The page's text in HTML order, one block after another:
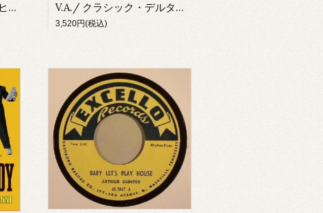
エルモア・ジェームス/ ヒッツ＆レアリティーズ(2CD) V.A./ クラシック・デルタ＆ディープ・サウス・ブルース From スミソニアン・フォークウェイズ(CD)
3,520円(税込)